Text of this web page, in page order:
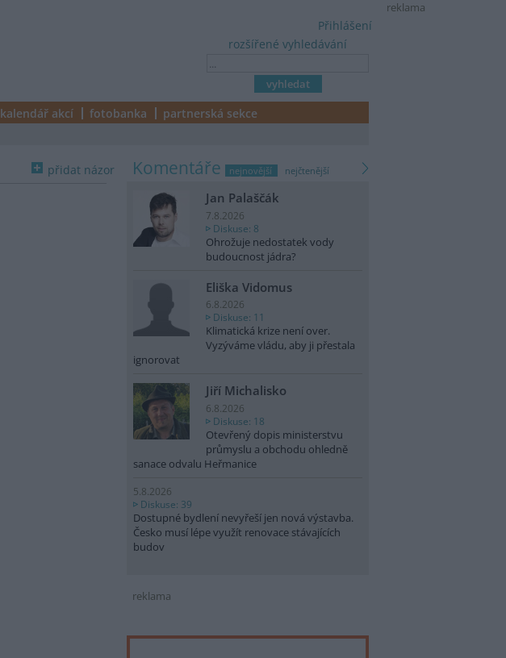
reklama
rozšířené vyhledávání
Přihlášení
kalendář akcí fotobanka partnerská sekce
přidat názor komentáře nejnovější nejčtenější
Jan Palaščák
7.8.2026
Diskuse: 8
Ohrožuje nedostatek vody
budoucnost jádra?
Eliška Vidomus
6.8.2026
Diskuse: 11
Klimatická krize není over.
Vyzýváme vládu, aby ji přestala
ignorovat
Jiří Michalisko
6.8.2026
Diskuse: 18
Otevřený dopis ministerstvu
průmyslu a obchodu ohledně
sanace odvalu Heřmanice
5.8.2026
Diskuse: 39
Dostupné bydlení nevyřeší jen nová výstavba.
Česko musí lépe využít renovace stávajících
budov
reklama